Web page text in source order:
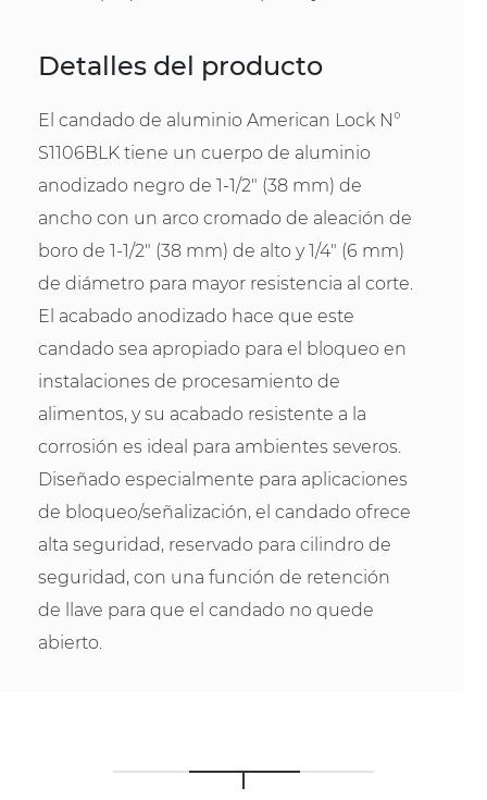
Detalles del producto
El candado de aluminio American Lock N°
S1106BLK tiene un cuerpo de aluminio
anodizado negro de 1-1/2" (38 mm) de
ancho con un arco cromado de aleación de
boro de 1-1/2" (38 mm) de alto y 1/4" (6 mm)
de diámetro para mayor resistencia al corte.
El acabado anodizado hace que este
candado sea apropiado para el bloqueo en
instalaciones de procesamiento de
alimentos, y su acabado resistente a la
corrosión es ideal para ambientes severos.
Diseñado especialmente para aplicaciones
de bloqueo/señalización, el candado ofrece
alta seguridad, reservado para cilindro de
seguridad, con una función de retención
de llave para que el candado no quede
abierto.